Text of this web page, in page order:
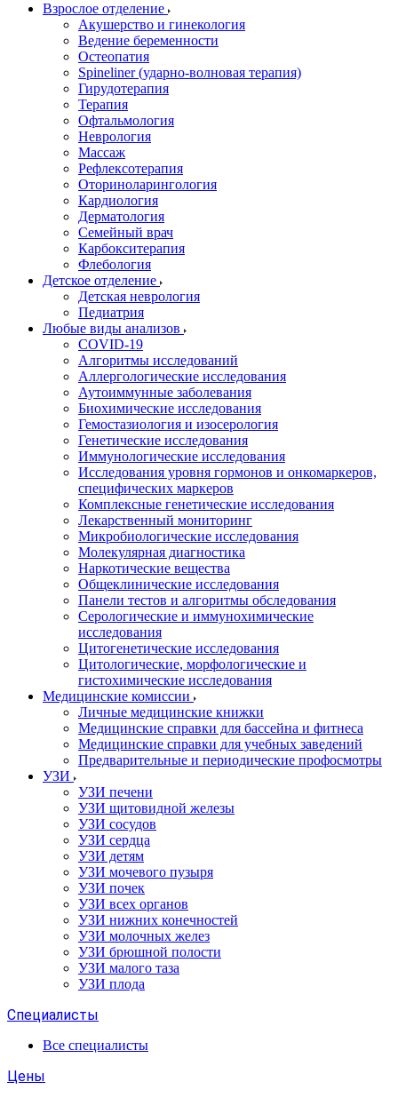
Взрослое отделение
Акушерство и гинекология
Ведение беременности
Остеопатия
Spineliner (ударно-волновая терапия)
Гирудотерапия
Терапия
Офтальмология
Неврология
Массаж
Рефлексотерапия
Оториноларингология
Кардиология
Дерматология
Семейный врач
Карбокситерапия
Флебология
Детское отделение
Детская неврология
Педиатрия
Любые виды анализов
COVID-19
Алгоритмы исследований
Аллергологические исследования
Аутоиммунные заболевания
Биохимические исследования
Гемостазиология и изосерология
Генетические исследования
Иммунологические исследования
Исследования уровня гормонов и онкомаркеров,
специфических маркеров
Комплексные генетические исследования
Лекарственный мониторинг
Микробиологические исследования
Молекулярная диагностика
Наркотические вещества
Общеклинические исследования
Панели тестов и алгоритмы обследования
Серологические и иммунохимические
исследования
Цитогенетические исследования
Цитологические, морфологические и
гистохимические исследования
Медицинские комиссии
Личные медицинские книжки
Медицинские справки для бассейна и фитнеса
Медицинские справки для учебных заведений
Предварительные и периодические профосмотры
УЗИ
УЗИ печени
УЗИ щитовидной железы
УЗИ сосудов
УЗИ сердца
УЗИ детям
УЗИ мочевого пузыря
УЗИ почек
УЗИ всех органов
УЗИ нижних конечностей
УЗИ молочных желез
УЗИ брюшной полости
УЗИ малого таза
УЗИ плода
Специалисты
Все специалисты
Цены